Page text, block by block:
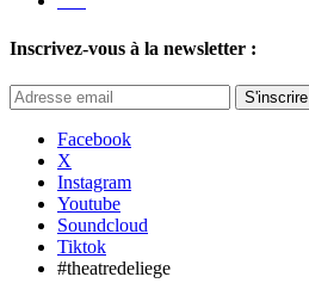
Inscrivez-vous à la newsletter :
S'inscrire
Facebook
X
Instagram
Youtube
Soundcloud
Tiktok
#theatredeliege